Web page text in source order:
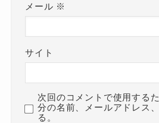
メール ※
サイト
次回のコメントで使用する
分の名前、メールアドレス
る。